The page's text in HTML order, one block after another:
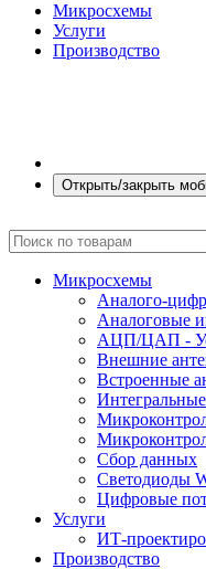
Микросхемы
Услуги
Производство
Открыть/закрыть
Микросхемы
Аналого-
Аналоговые
АЦП/ЦАП -
Внешние
Встроенные
Сбор данных
Светодиоды
Цифровые
Услуги
ИТ-
Производство